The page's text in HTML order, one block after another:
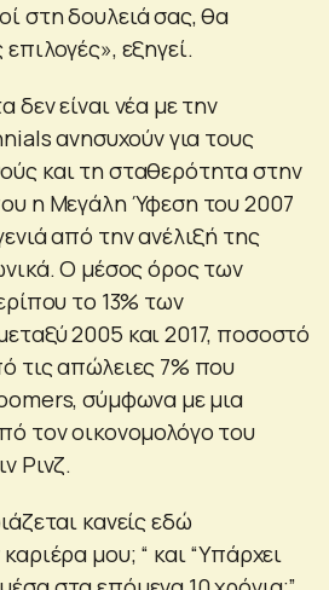
στη δουλειά σας, θα
εξηγεί.
είναι νέα με την
ανησυχούν για τους
και τη σταθερότητα στην
η Μεγάλη Ύφεση του 2007
από την ανέλιξή της
Ο μέσος όρος των
το 13% των
2005 και 2017, ποσοστό
τις απώλειες 7% που
σύμφωνα με μια
τον οικονομολόγο του
Ρινζ.
κανείς εδώ
μου; “ και “Υπάρχει